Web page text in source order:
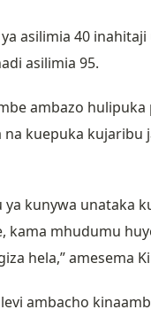
asilimia 40
asilimia 95.
ambazo
kuepuka kujaribu
kunywa unataka
mhudumu
hela,” amesema
ambacho